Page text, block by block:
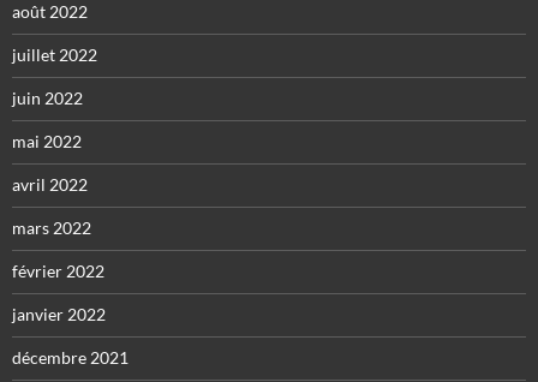
août 2022
juillet 2022
juin 2022
mai 2022
avril 2022
mars 2022
février 2022
janvier 2022
décembre 2021